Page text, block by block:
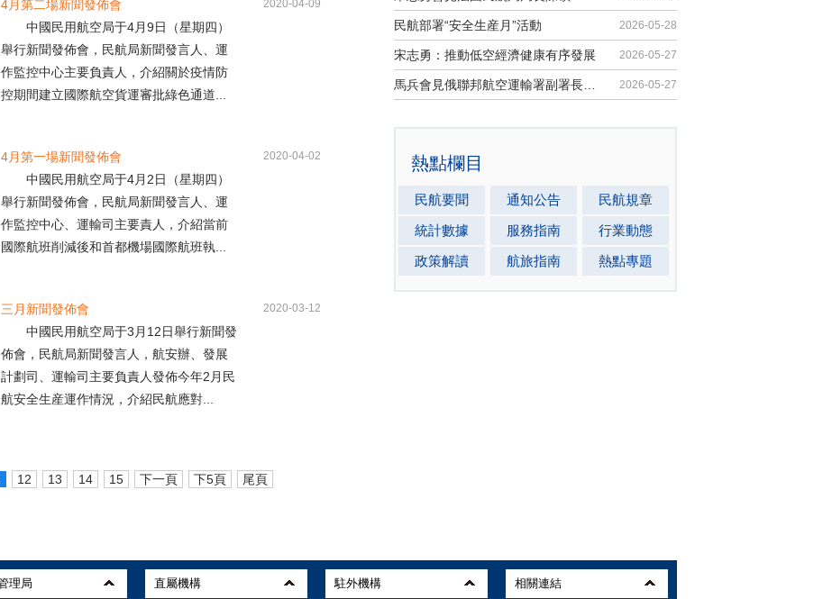
民航部署“安全生産月”活動 2026-05-28
宋志勇：推動低空經濟健康有序發展 2026-05-27
2026-05-27
熱點欄目
民航要聞 通知公告
民航規章
統計數據
服務指南
行業動態
政策解讀
航旅指南 熱點專題
4月第二場新聞發佈會
中國民用航空局于4月9日（星期四）
舉行新聞發佈會，民航局新聞發言人、運
作監控中心主要負責人，介紹關於疫情防
控期間建立國際航空貨運審批綠色通道...
2020-04-09
4月第一場新聞發佈會
中國民用航空局于4月2日（星期四）
舉行新聞發佈會，民航局新聞發言人、運
作監控中心、運輸司主要責人，介紹當前
國際航班削減後和首都機場國際航班執...
2020-04-02
三月新聞發佈會
中國民用航空局于3月12日舉行新聞發
佈會，民航局新聞發言人，航安辦、發展
計劃司、運輸司主要負責人發佈今年2月民
航安全生産運作情況，介紹民航應對...
2020-03-12
12 13 14 15 下一頁 下5頁 尾頁